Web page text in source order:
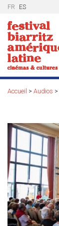
FR ES
Accueil > Audios >